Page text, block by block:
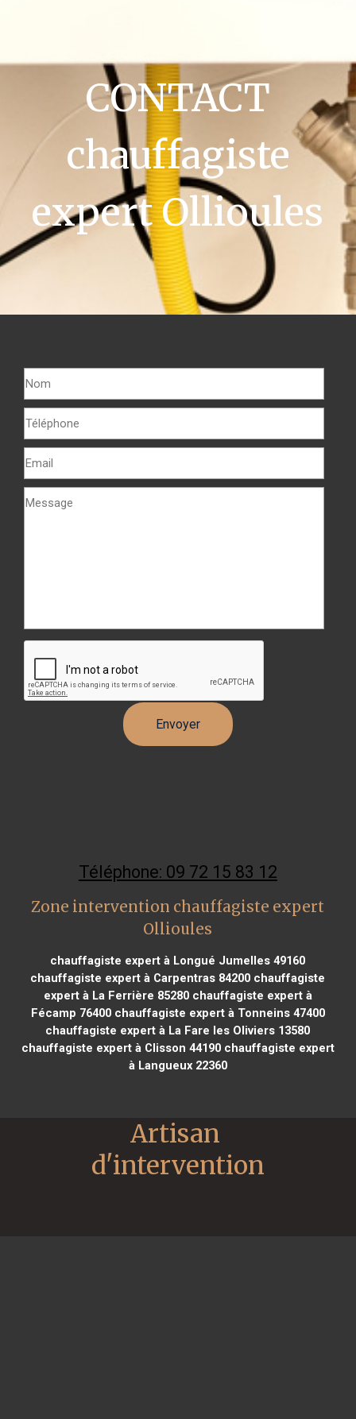
CONTACT
chauffagiste
expert Ollioules
Téléphone: 09 72 15 83 12
Zone intervention chauffagiste expert
Ollioules
chauffagiste expert à Longué Jumelles 49160
chauffagiste expert à Carpentras 84200 chauffagiste
expert à La Ferrière 85280chauffagiste expert à
Fécamp 76400chauffagiste expert à Tonneins 47400
chauffagiste expert à La Fare les Oliviers 13580
chauffagiste expert à Clisson 44190chauffagiste expert
à Langueux 22360
Artisan
d'intervention